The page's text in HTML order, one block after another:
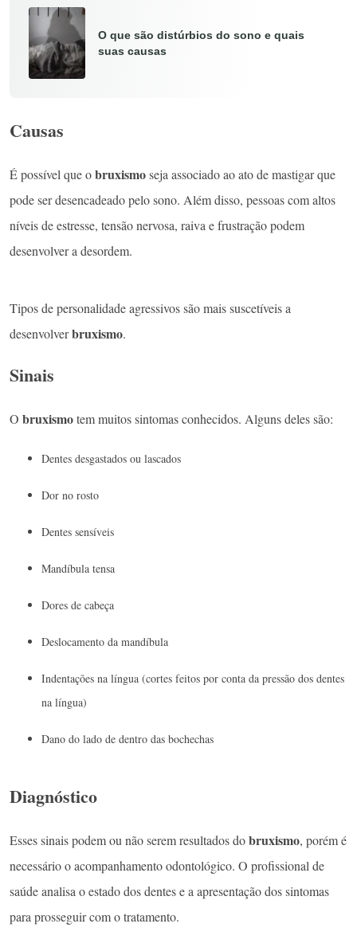
O que são distúrbios do sono e quais
suas causas
Causas
É possível que obruxismoseja associado ao ato de mastigar que
pode ser desencadeado pelo sono. Além disso, pessoas com altos
níveis de estresse, tensão nervosa, raiva e frustração podem
desenvolver a desordem.
Tipos de personalidade agressivos são mais suscetíveis a
desenvolverbruxismo.
Sinais
O bruxismotem muitos sintomas conhecidos. Alguns deles são:
Dentes desgastados ou lascados
Dor no rosto
Dentes sensíveis
Mandíbula tensa
Dores de cabeça
Deslocamento da mandíbula
Indentações na língua (cortes feitos por conta da pressão dos dentes
na língua)
Dano do lado de dentro das bochechas
Diagnóstico
Esses sinais podem ou não serem resultados dobruxismo, porém é
necessário o acompanhamento odontológico. O profissional de
saúde analisa o estado dos dentes e a apresentação dos sintomas
para prosseguir com o tratamento.